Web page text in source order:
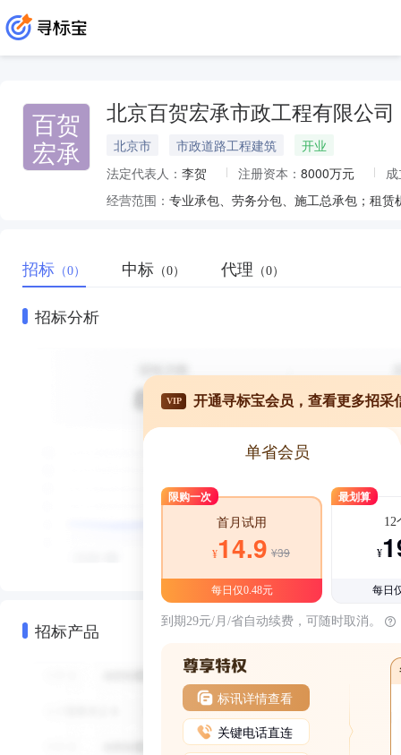
百贺
宏承
北京百贺宏承市政工程有限公司
北京市 市政道路工程建筑
开业
法定代表人： 李贺 注册资本： 8000万元
经营范围：
招标 （0） 中标 （0） 代理 （0）
招标分析
招标产品
VIP 开通寻标宝会员，查看更多招采
单省会员
限购一次
首月试用
¥14.9 ¥39
每日仅0.48元
最划算
12
¥
每日
到期29元/月/省自动续费，可随时取消。
标讯详情查看
关键电话直连